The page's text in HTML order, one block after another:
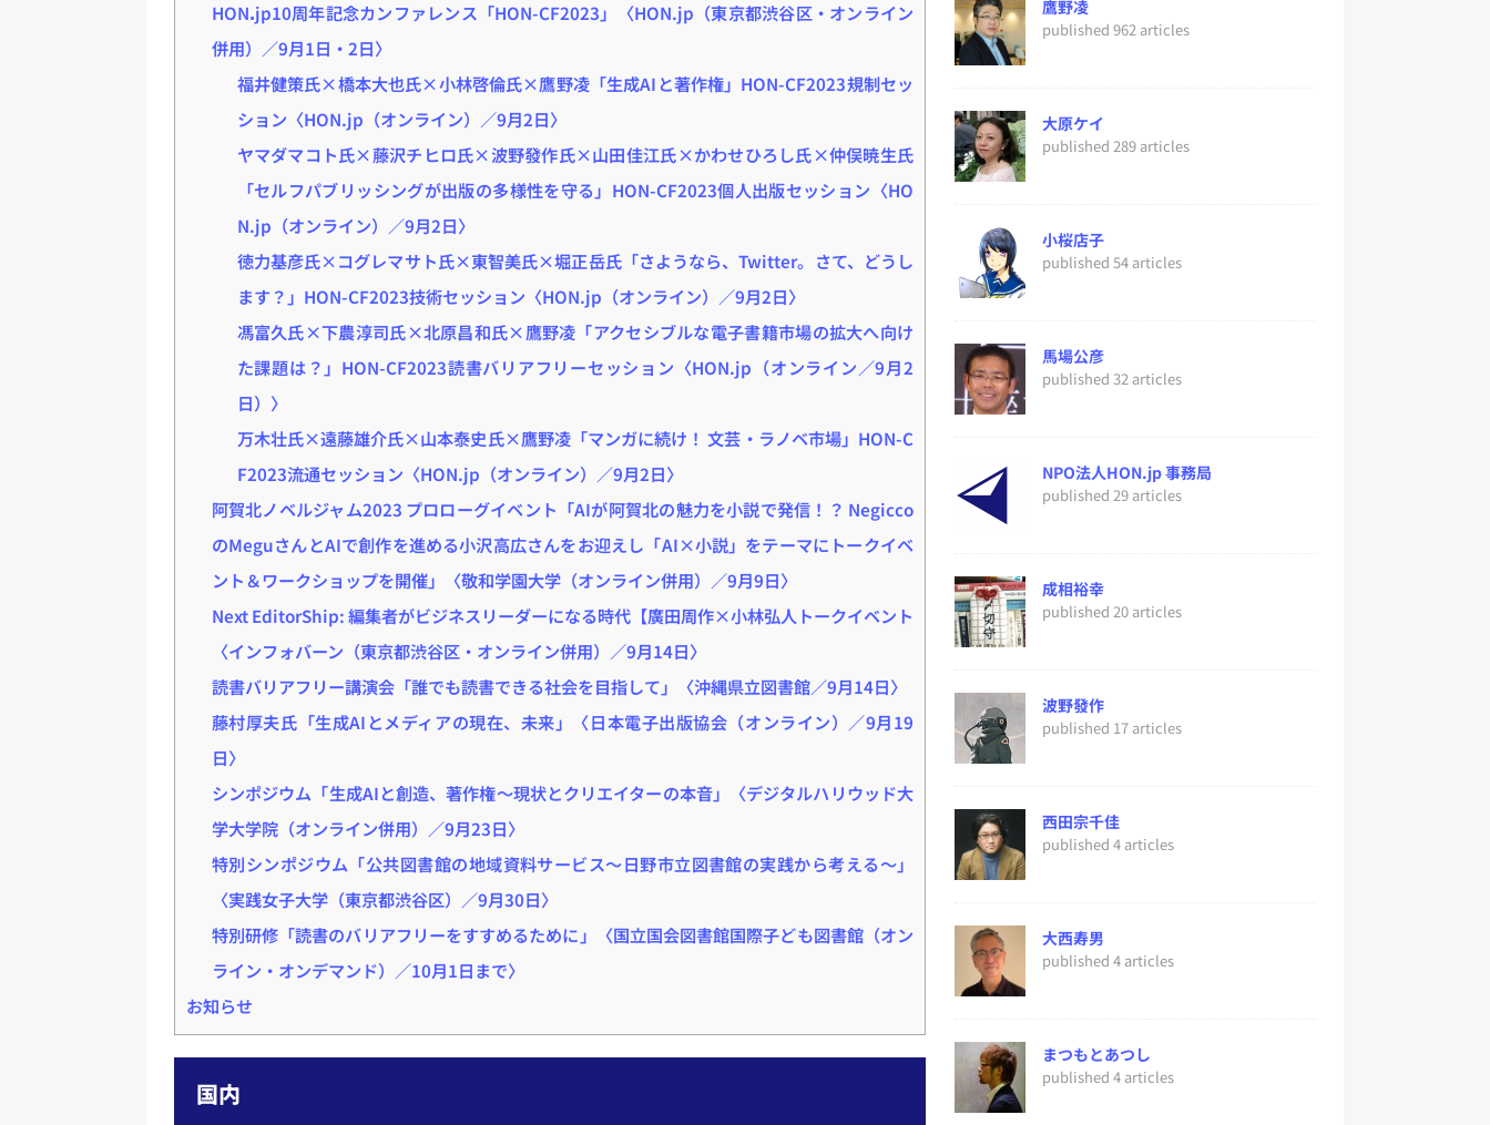
HONꓸjp10周年記念カンファレンス「HON-CF2023」〈HON.jp（東京都渋谷区・オンライン
併用）／9月1日・2日〉
福井健策氏×橋本大也氏×小林啓倫氏×鷹野凌「生成AIと著作権」HON-CF2023規制セッ
ション〈HON.jp（オンライン）／9月2日〉
ヤマダマコト氏×藤沢チヒロ氏×波野發作氏×山田佳江氏×かわせひろし氏×仲俣暁生氏
「セルフパブリッシングが出版の多様性を守る」HON-CF2023個人出版セッション〈HO
N.jp（オンライン）／9月2日〉
徳力基彦氏×コグレマサト氏×東智美氏×堀正岳氏「さようなら、Twitter。さて、どうし
ます？」HON-CF2023技術セッション〈HON.jp（オンライン）／9月2日〉
馮富久氏×下農淳司氏×北原昌和氏×鷹野凌「アクセシブルな電子書籍市場の拡大へ向け
た課題は？」HON-CF2023読書バリアフリーセッション〈HON.jp（オンライン／9月2
日）〉
万木壮氏×遠藤雄介氏×山本泰史氏×鷹野凌「マンガに続け！ 文芸・ラノベ市場」HON-C
F2023流通セッション〈HON.jp（オンライン）／9月2日〉
阿賀北ノベルジャム2023 プロローグイベント「AIが阿賀北の魅力を小説で発信！？ Negicco
のMeguさんとAIで創作を進める小沢高広さんをお迎えし「AI×小説」をテーマにトークイベ
ント＆ワークショップを開催」〈敬和学園大学（オンライン併用）／9月9日〉
Next EditorShip: 編集者がビジネスリーダーになる時代【廣田周作×小林弘人トークイベント
〈インフォバーン（東京都渋谷区・オンライン併用）／9月14日〉
読書バリアフリー講演会「誰でも読書できる社会を目指して」〈沖縄県立図書館／9月14日〉
藤村厚夫氏「生成AIとメディアの現在、未来」〈日本電子出版協会（オンライン）／9月19
日〉
シンポジウム「生成AIと創造、著作権～現状とクリエイターの本音」〈デジタルハリウッド大
学大学院（オンライン併用）／9月23日〉
特別シンポジウム「公共図書館の地域資料サービス～日野市立図書館の実践から考える～」
〈実践女子大学（東京都渋谷区）／9月30日〉
特別研修「読書のバリアフリーをすすめるために」〈国立国会図書館国際子ども図書館（オン
ライン・オンデマンド）／10月1日まで〉
お知らせ
国内
鷹野凌
published 962 articles
大原ケイ
published 289 articles
小桜店子
published 54 articles
馬場公彦
published 32 articles
NPO法人HON.jp 事務局
published 29 articles
成相裕幸
published 20 articles
波野發作
published 17 articles
西田宗千佳
published 4 articles
大西寿男
published 4 articles
まつもとあつし
published 4 articles